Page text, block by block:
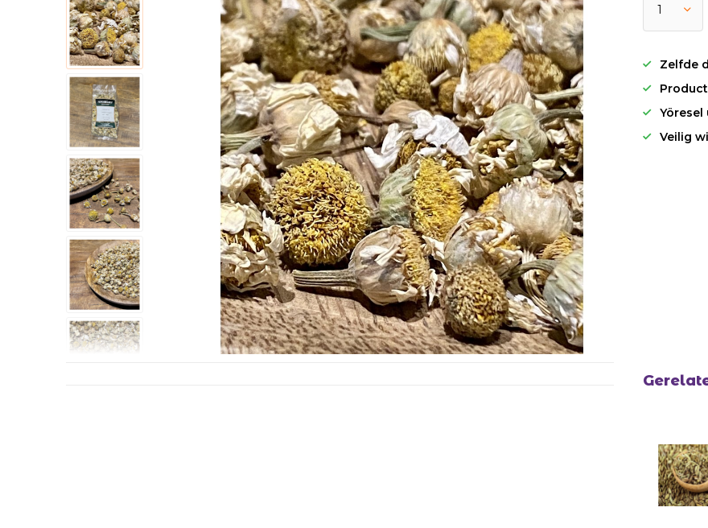
Zelfde
Veilig